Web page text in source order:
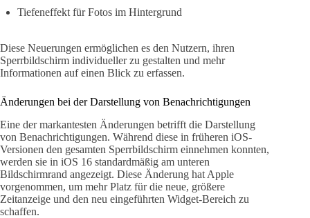
Tiefeneffekt für Fotos im Hintergrund
Diese Neuerungen ermöglichen es den Nutzern, ihren
Sperrbildschirm individueller zu gestalten und mehr
Informationen auf einen Blick zu erfassen.
Änderungen bei der Darstellung von Benachrichtigungen
Eine der markantesten Änderungen betrifft die Darstellung
von Benachrichtigungen. Während diese in früheren iOS-
Versionen den gesamten Sperrbildschirm einnehmen konnten,
werden sie in iOS 16 standardmäßig am unteren
Bildschirmrand angezeigt. Diese Änderung hat Apple
vorgenommen, um mehr Platz für die neue, größere
Zeitanzeige und den neu eingeführten Widget-Bereich zu
schaffen.